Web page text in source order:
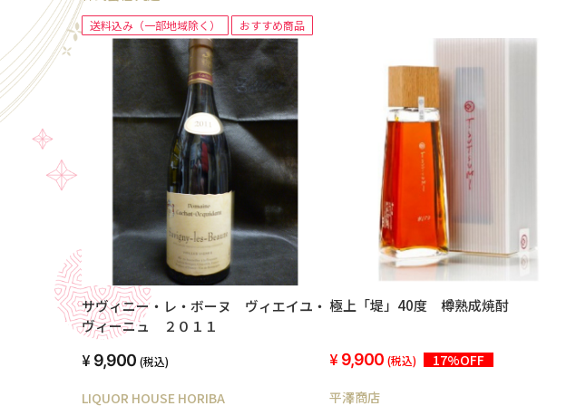
送料込み（一部地域除く） おすすめ商品
サヴィニー・レ・ボーヌ ヴィエイユ・
ヴィーニュ ２０１１
9,900 (税込)
LIQUOR HOUSE HORIBA
極上「堤」40度 樽熟成焼酎
9,900 (税込) 17%OFF
平澤商店